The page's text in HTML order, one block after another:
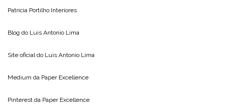
Patricia Portilho Interiores
Blog do Luis Antonio Lima
Site oficial do Luis Antonio Lima
Medium da Paper Excellence
Pinterest da Paper Excellence